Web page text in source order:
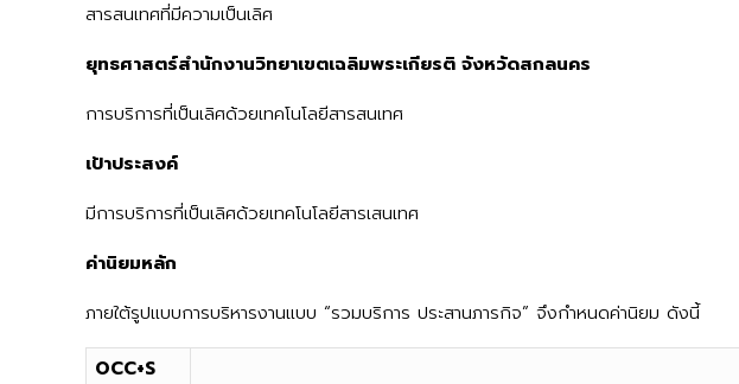
สารสนเทศที่มีความเป็นเลิศ
ยุทธศาสตร์สำนักงานวิทยาเขตเฉลิมพระเกียรติ จังหวัดสกลนคร
การบริการที่เป็นเลิศด้วยเทคโนโลยีสารสนเทศ
เป้าประสงค์
มีการบริการที่เป็นเลิศด้วยเทคโนโลยีสารเสนเทศ
ค่านิยมหลัก
ภายใต้รูปแบบการบริหารงานแบบ “รวมบริการ ประสานภารกิจ” จึงกำหนดค่านิยม ดังนี้
OCC+S